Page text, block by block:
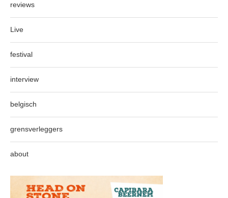
reviews
Live
festival
interview
belgisch
grensverleggers
about